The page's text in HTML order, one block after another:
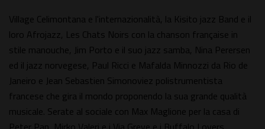
Village Celimontana e l'internazionalità, la Kisito jazz Band e il
loro Afrojazz, Les Chats Noirs con la chanson française in
stile manouche, Jim Porto e il suo jazz samba, Nina Perersen
ed il jazz norvegese, Paul Ricci e Mafalda Minnozzi da Rio de
Janeiro e Jean Sebastien Simonoviez polistrumentista
francese che gira il mondo proponendo la sua grande qualità
musicale. Serate al sociale con Max Maglione per la casa di